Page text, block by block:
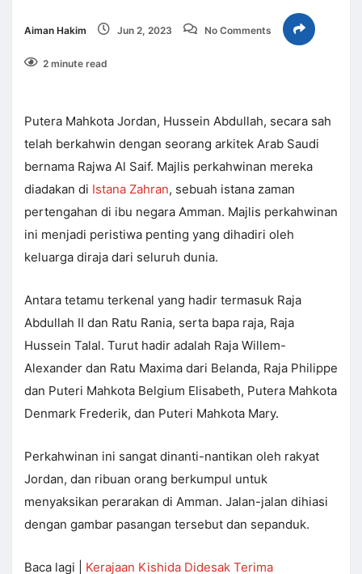
Aiman Hakim Jun 2, 2023 No Comments
2 minute read
Putera Mahkota Jordan, Hussein Abdullah, secara sah
telah berkahwin dengan seorang arkitek Arab Saudi
bernama Rajwa Al Saif. Majlis perkahwinan mereka
diadakan di Istana Zahran, sebuah istana zaman
pertengahan di ibu negara Amman. Majlis perkahwinan
ini menjadi peristiwa penting yang dihadiri oleh
keluarga diraja dari seluruh dunia.
Antara tetamu terkenal yang hadir termasuk Raja
Abdullah II dan Ratu Rania, serta bapa raja, Raja
Hussein Talal. Turut hadir adalah Raja Willem-
Alexander dan Ratu Maxima dari Belanda, Raja Philippe
dan Puteri Mahkota Belgium Elisabeth, Putera Mahkota
Denmark Frederik, dan Puteri Mahkota Mary.
Perkahwinan ini sangat dinanti-nantikan oleh rakyat
Jordan, dan ribuan orang berkumpul untuk
menyaksikan perarakan di Amman. Jalan-jalan dihiasi
dengan gambar pasangan tersebut dan sepanduk.
Baca lagi | Kerajaan Kishida Didesak Terima